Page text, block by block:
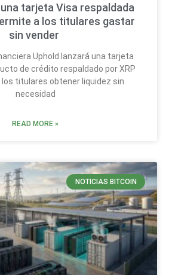
tarjeta Visa respaldada
a los titulares gastar
sin vender
Uphold lanzará una tarjeta
de crédito respaldado por XRP
los titulares obtener liquidez sin
necesidad
READ MORE »
NOTICIAS BITCOIN